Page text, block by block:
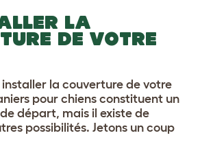
LA
DE VOTRE
la couverture de votre
pour chiens constituent un
départ, mais il existe de
possibilités. Jetons un coup